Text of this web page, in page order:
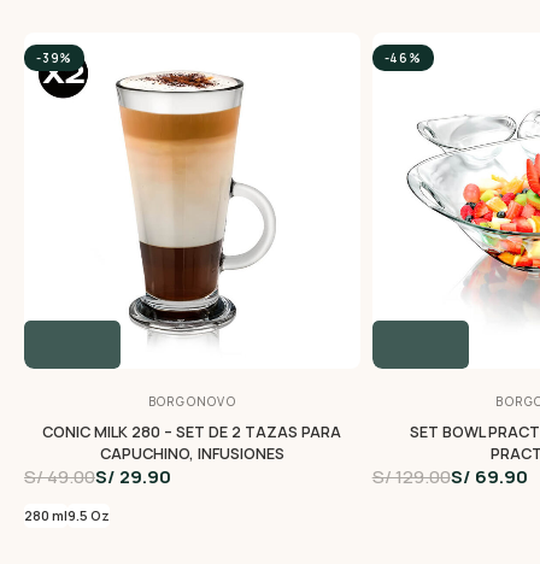
-39%
BORGONOVO
CONIC MILK 280 – SET DE 2 TAZAS PARA
CAPUCHINO, INFUSIONES
S/ 49.00S/ 29.90
280 ml9.5 Oz
-46%
SET BOWL
S/ 129.00S/ 69.90